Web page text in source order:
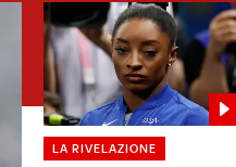
LA RIVELAZIONE